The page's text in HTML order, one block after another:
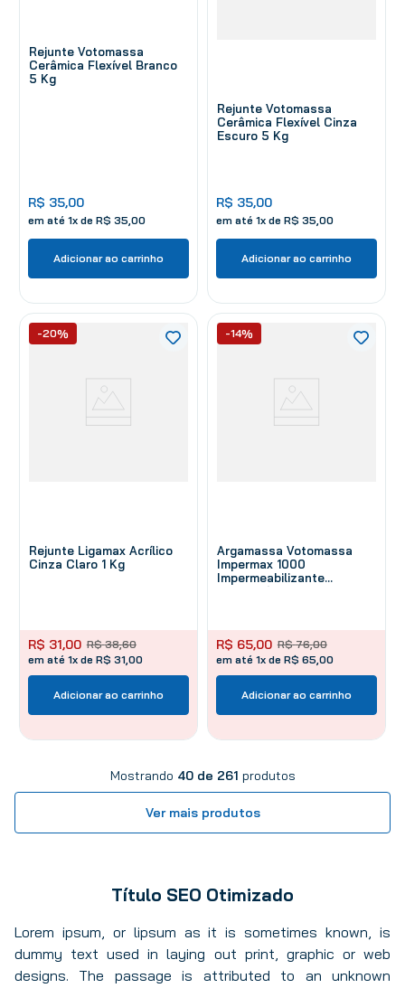
Rejunte Votomassa
Cerâmica Flexível Branco
5 Kg
R$ 35,00
em até 1x de R$ 35 00
Adicionar ao carrinho
Rejunte Votomassa
Cerâmica Flexível Cinza
Escuro 5 Kg
R$ 35,00
em até 1x de R$ 35 00
Adicionar ao carrinho
Rejunte Ligamax Acrílico
Cinza Claro 1 Kg
R$ 38,60
R$ 31,00
em até 1x de R$ 31,00
-20%
Adicionar ao carrinho
Argamassa Votomassa
Impermax 1000
Impermeabilizante
Semiflexível 18 Kg
R$ 76,00
R$ 65,00
em até 1x de R$ 65,00
-14%
Adicionar ao carrinho
Mostrando 40 de 261
Título SEO Otimizado
Lorem ipsum, or lipsum as it is sometimes known, is
dummy text used in laying out print, graphic or web
designs. The passage is attributed to an unknown